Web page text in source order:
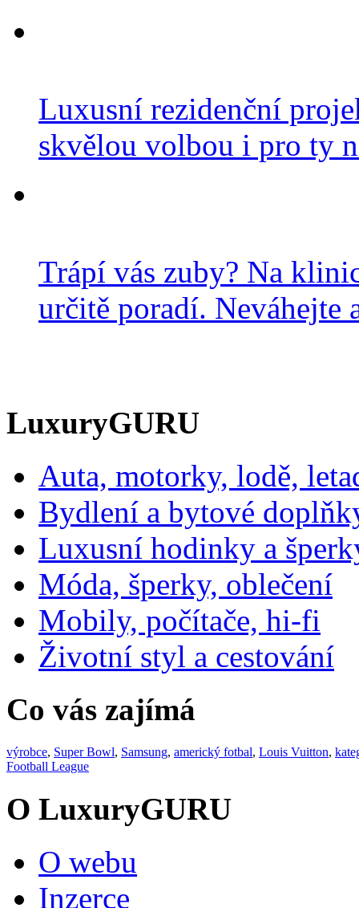
Luxusní rezidenční
skvělou volbou i pro ty
Trápí vás zuby? Na
určitě poradí. Neváhejte
LuxuryGURU
Auta, motorky, lodě,
Bydlení a bytové
Luxusní hodinky a
Móda, šperky, oblečení
Mobily, počítače, hi-fi
Životní styl a cestování
Co vás zajímá
výrobce, Super Bowl, Samsung, americký fotbal, Louis Vuitton,
Football League
O LuxuryGURU
O webu
Inzerce